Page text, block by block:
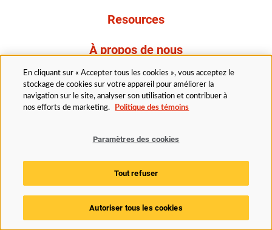
Resources
À propos de nous
Politique de confidentialité
© 2025 Husky Technologies. Tous droits réservés.
En cliquant sur « Accepter tous les cookies », vous acceptez le
stockage de cookies sur votre appareil pour améliorer la
navigation sur le site, analyser son utilisation et contribuer à
nos efforts de marketing.
Politique des témoins
Paramètres des cookies
Tout refuser
Autoriser tous les cookies